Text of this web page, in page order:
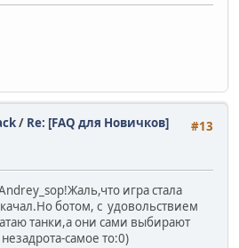
#13
/ Re: [FAQ для Новичков]
игра стала
ботом, с удовольствием
танки,а они сами выбирают
самое то:0)